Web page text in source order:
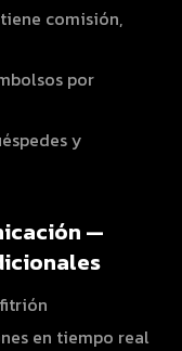
comisión,
por
y
—
en tiempo real